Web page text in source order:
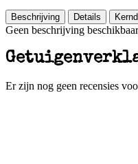
Beschrijving Details
Geen beschrijving
Er zijn nog geen recensies